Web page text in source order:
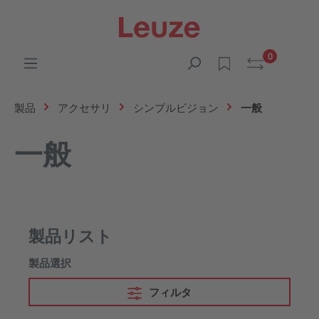
0
製品 アクセサリ シンプルビジョン 一般
一般
製品リスト
製品選択
フィルタ